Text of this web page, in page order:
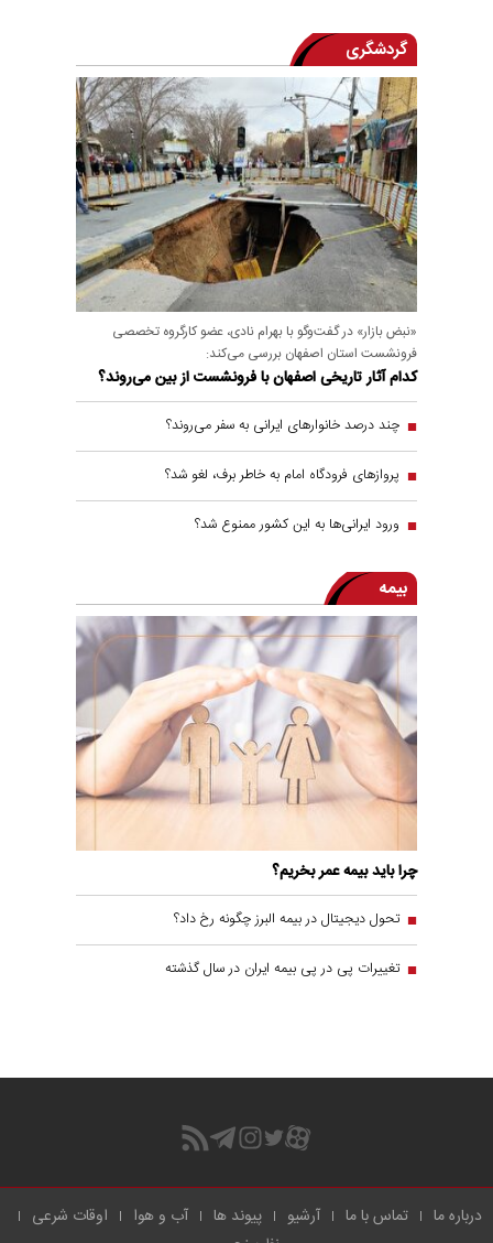
گردشگری
«نبض بازار» در گفت‌و‌گو با بهرام نادی، عضو کارگروه تخصصی
فرونشست استان اصفهان بررسی می‌کند:
کدام آثار تاریخی اصفهان با فرونشست از بین می‌روند؟
چند درصد خانوار‌های ایرانی به سفر می‌روند؟
پروازهای فرودگاه امام به خاطر برف، لغو شد؟
ورود ایرانی‌ها به این کشور ممنوع شد؟
بیمه
چرا باید بیمه عمر بخریم؟
تحول دیجیتال در بیمه البرز چگونه رخ داد؟
تغییرات پی در پی بیمه ایران در سال گذشته
درباره ما تماس با ما آرشیو پیوند ها آب و هوا
اوقات شرعی